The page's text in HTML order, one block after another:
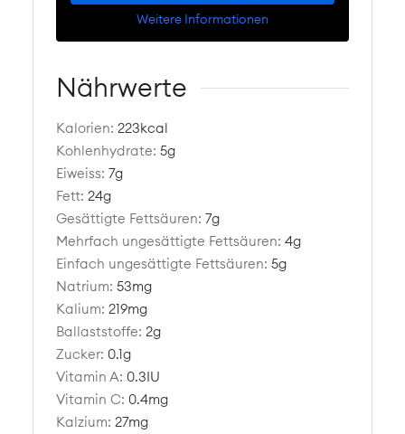
Weitere Informationen
Nährwerte
Kalorien:223kcal
Kohlenhydrate:5g
Eiweiss:7g
Fett:24g
Gesättigte Fettsäuren:7g
Mehrfach ungesättigte Fettsäuren:4g
Einfach ungesättigte Fettsäuren:5g
Natrium:53mg
Kalium:219mg
Ballaststoffe:2g
Zucker: 0.1g
Vitamin A: 0.3IU
Vitamin C: 0.4mg
Kalzium:27mg